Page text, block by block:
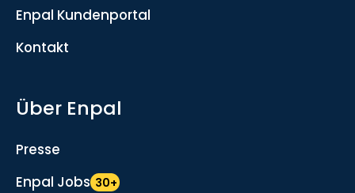
Enpal Kundenportal
Kontakt
Über Enpal
Presse
Enpal Jobs 30+